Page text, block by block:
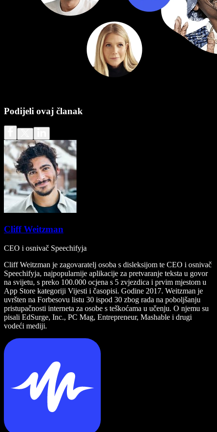
Podijeli ovaj članak
Cliff Weitzman
CEO i osnivač Speechifyja
Cliff Weitzman je zagovaratelj osoba s disleksijom te CEO i osnivač
Speechifyja, najpopularnije aplikacije za pretvaranje teksta u govor
na svijetu, s preko 100.000 ocjena s 5 zvjezdica i prvim mjestom u
App Store kategoriji Vijesti i časopisi. Godine 2017. Weitzman je
uvršten na Forbesovu listu 30 ispod 30 zbog rada na poboljšanju
pristupačnosti interneta za osobe s teškoćama u učenju. O njemu su
pisali EdSurge, Inc., PC Mag, Entrepreneur, Mashable i drugi
vodeći mediji.